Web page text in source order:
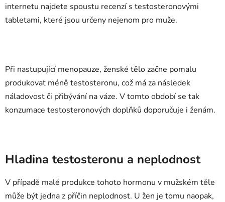
internetu najdete spoustu recenzí s testosteronovými
tabletami, které jsou určeny nejenom pro muže.
Při nastupující menopauze, ženské tělo začne pomalu
produkovat méně testosteronu, což má za následek
náladovost či přibývání na váze. V tomto období se tak
konzumace testosteronových doplňků doporučuje i ženám.
Hladina testosteronu a neplodnost
V případě malé produkce tohoto hormonu v mužském těle
může být jedna z příčin neplodnost. U žen je tomu naopak,